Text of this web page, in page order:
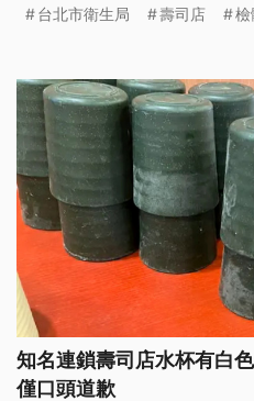
台北市衛生局 壽司店 檢
知名連鎖壽司店水杯有白
僅口頭道歉